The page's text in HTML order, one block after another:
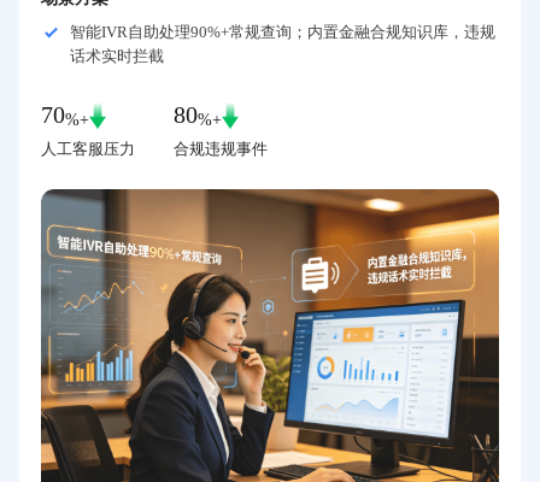
智能IVR自助处理90%+常规查询；内置金融合规知识库，违规
话术实时拦截
70%+
人工客服压力
80%+
合规违规事件